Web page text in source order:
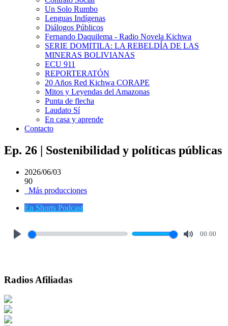
Un Solo Rumbo
Lenguas Indígenas
Diálogos Públicos
Fernando Daquilema - Radio Novela Kichwa
SERIE DOMITILA: LA REBELDÍA DE LAS
MINERAS BOLIVIANAS
ECU 911
REPORTERATÓN
20 Años Red Kichwa CORAPE
Mitos y Leyendas del Amazonas
Punta de flecha
Laudato Sí
En casa y aprende
Contacto
Ep. 26 | Sostenibilidad y políticas públicas
2026/06/03
90
Más producciones
En Shorts Podcast
00:00
Radios Afiliadas